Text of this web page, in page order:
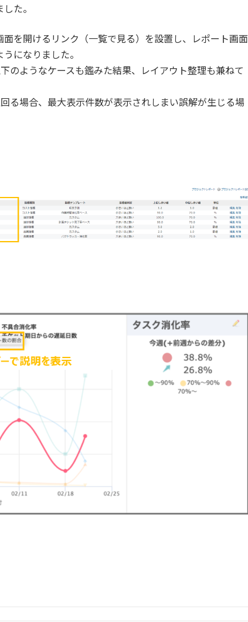
た。
を開けるリンク（一覧で見る）を設置し、レポート画面
になりました。
のようなケースも鑑みた結果、レイアウト整理も兼ねて
る場合、最大表示件数が表示されしまい誤解が生じる場